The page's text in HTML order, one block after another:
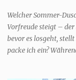
Welcher Sommer-
Vorfreude steigt –
bevor es losgeht,
packe ich ein?